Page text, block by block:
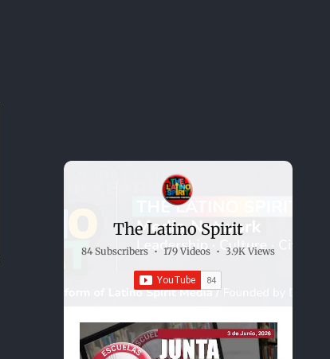
The Latino Spirit
84 Subscribers • 179 Videos • 3.9K Views